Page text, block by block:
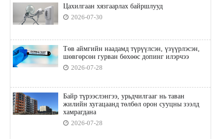
Цахилгаан хязгаарлах байршлууд
2026-07-30
Төв аймгийн наадамд түрүүлсэн, үзүүрлэсэн,
шөвгөрсөн гурван бөхөөс допинг илэрчээ
2026-07-28
Байр түрээслэнгээ, урьдчилгааг нь таван
жилийн хугацаанд төлбөл орон сууцны зээлд
хамрагдана
2026-07-28